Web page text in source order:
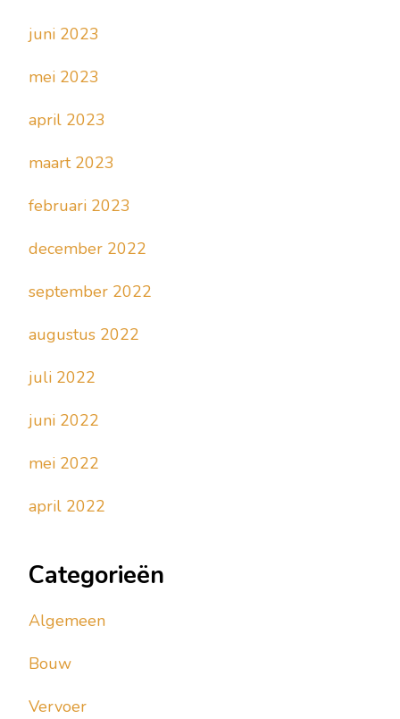
juni 2023
mei 2023
april 2023
maart 2023
februari 2023
december 2022
september 2022
augustus 2022
juli 2022
juni 2022
mei 2022
april 2022
Categorieën
Algemeen
Bouw
Vervoer